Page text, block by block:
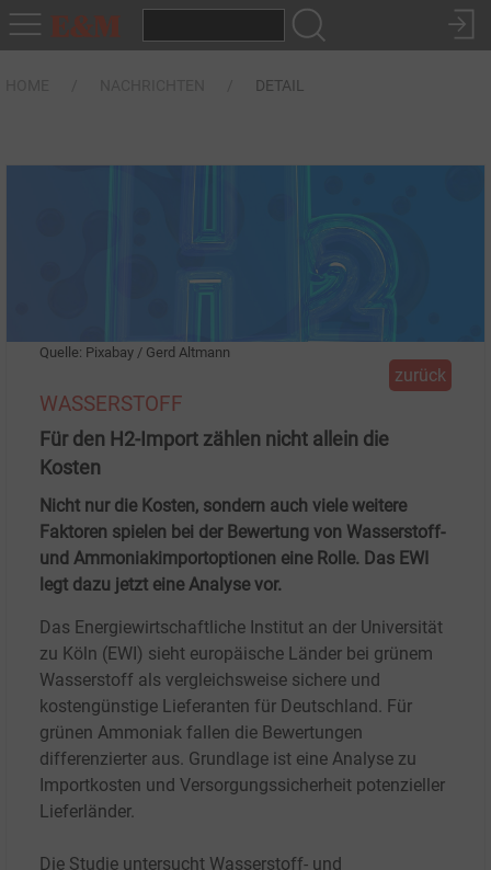
DETAIL
Quelle: Pixabay / Gerd Altmann
zurück
WASSERSTOFF
Für den H2-Import zählen nicht allein die
Kosten
Nicht nur die Kosten, sondern auch viele weitere
Faktoren spielen bei der Bewertung von Wasserstoff-
und Ammoniakimportoptionen eine Rolle. Das EWI
legt dazu jetzt eine Analyse vor.
Das Energiewirtschaftliche Institut an der Universität
zu Köln (EWI) sieht europäische Länder bei grünem
Wasserstoff als vergleichsweise sichere und
kostengünstige Lieferanten für Deutschland. Für
grünen Ammoniak fallen die Bewertungen
differenzierter aus. Grundlage ist eine Analyse zu
Importkosten und Versorgungssicherheit potenzieller
Lieferländer.
Die Studie untersucht Wasserstoff- und